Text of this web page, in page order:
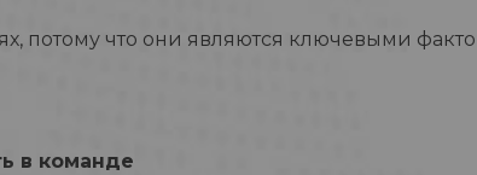
потому что они являются ключевыми
в команде